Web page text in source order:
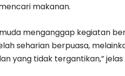
makanan.
muda menganggap kegiatan
seharian berpuasa,
yang tidak tergantikan,” jelas